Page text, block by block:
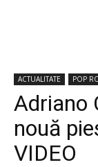
ACTUALITATE POP
Adriano
nouă
VIDEO